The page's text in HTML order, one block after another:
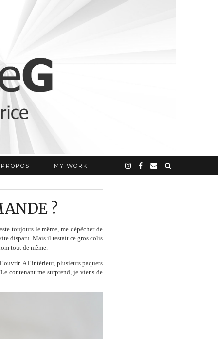
MY WORK
?
toujours le même, me dépêcher de
disparu. Mais il restait ce gros colis
tout de même.
A l’intérieur, plusieurs paquets
contenant me surprend, je viens de